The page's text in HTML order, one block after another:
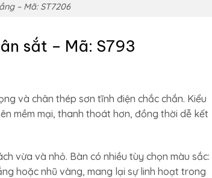
– Mã: ST7206
sắt – Mã: S793
và chân thép sơn tĩnh điện chắc chắn. Kiểu
mềm mại, thanh thoát hơn, đồng thời dễ kết
vừa và nhỏ. Bàn có nhiều tùy chọn màu sắc:
hoặc nhũ vàng, mang lại sự linh hoạt trong